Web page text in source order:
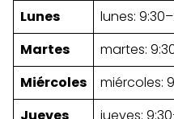
Lunes
lunes:
Martes
martes:
Miércoles
miércoles: